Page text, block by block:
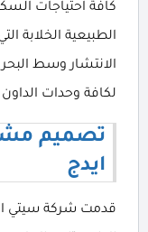
كافة احتياجات
الطبيعية الخلابة
الانتشار وسط
لكافة وحدات
تصميم
ايدج
قدمت شركة سيتي